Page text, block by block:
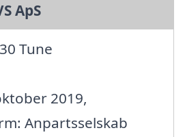
ApS
Tune
2019,
Anpartsselskab